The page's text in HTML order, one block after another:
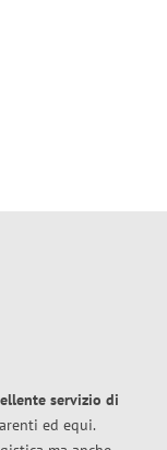
servizio di
ed equi.